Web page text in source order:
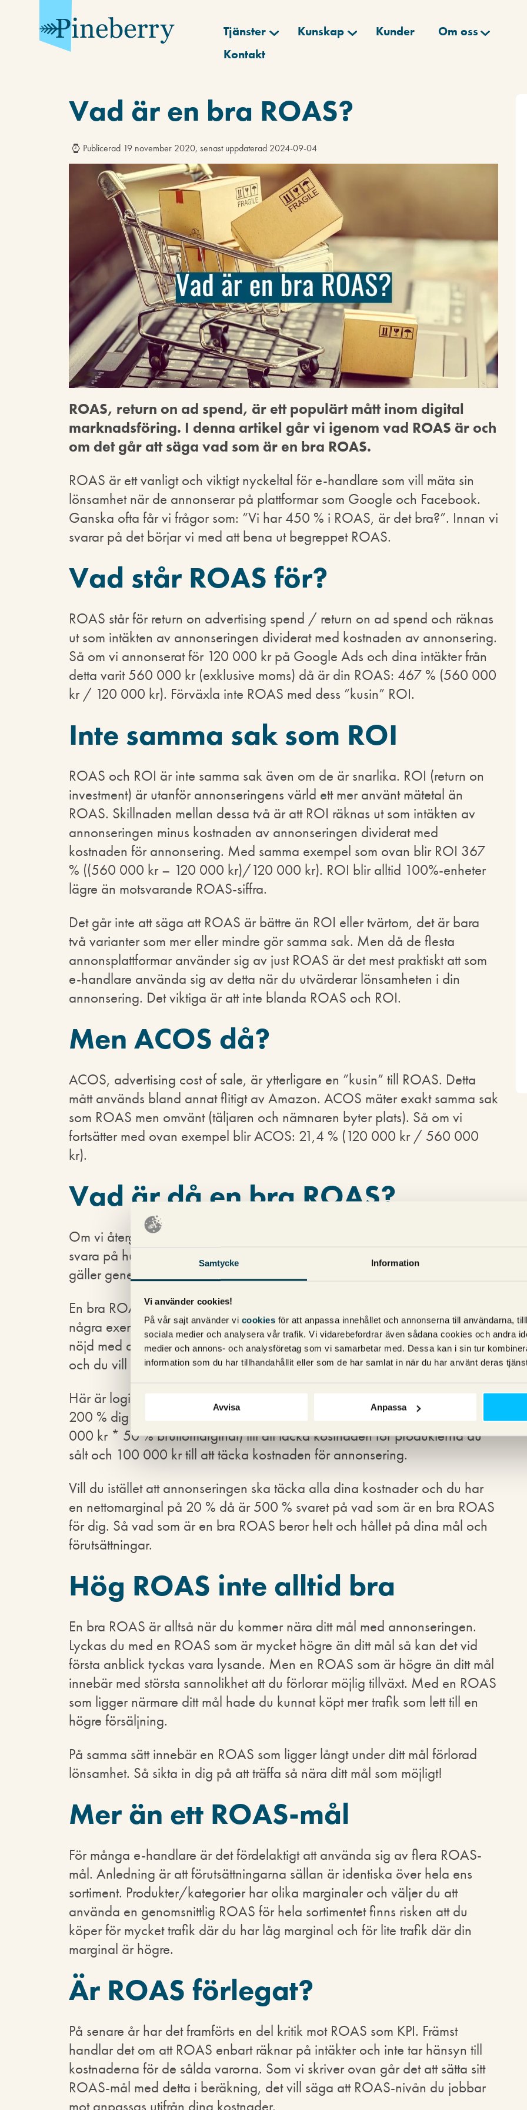
Samtycke Information
Vi använder cookies!
På vår sajt använder vi cookies för att anpassa innehållet och annonserna till användarna,
sociala medier och analysera vår trafik. Vi vidarebefordrar även sådana cookies och andra
medier och annons- och analysföretag som vi samarbetar med. Dessa kan i sin tur
information som du har tillhandahållit eller som de har samlat in när du har använt deras
Avvisa Anpassa
Tjänster Kunskap Kunder
Om oss
Kontakt
Vad är en bra ROAS?
Publicerad 19 november 2020, senast uppdaterad 2024-09-04
ROAS, return on ad spend, är ett populärt mått inom digital
marknadsföring. I denna artikel går vi igenom vad ROAS är och
om det går att säga vad som är en bra ROAS.
ROAS är ett vanligt och viktigt nyckeltal för e-handlare som vill mäta sin
lönsamhet när de annonserar på plattformar som Google och Facebook.
Ganska ofta får vi frågor som: ”Vi har 450 % i ROAS, är det bra?”. Innan vi
svarar på det börjar vi med att bena ut begreppet ROAS.
Vad står ROAS för?
ROAS står för return on advertising spend / return on ad spend och räknas
ut som intäkten av annonseringen dividerat med kostnaden av annonsering.
Så om vi annonserat för 120 000 kr på Google Ads och dina intäkter från
detta varit 560 000 kr (exklusive moms) då är din ROAS: 467 % (560 000
kr / 120 000 kr). Förväxla inte ROAS med dess ”kusin” ROI.
Inte samma sak som ROI
ROAS och ROI är inte samma sak även om de är snarlika. ROI (return on
investment) är utanför annonseringens värld ett mer använt mätetal än
ROAS. Skillnaden mellan dessa två är att ROI räknas ut som intäkten av
annonseringen minus kostnaden av annonseringen dividerat med
kostnaden för annonsering. Med samma exempel som ovan blir ROI 367
% ((560 000 kr – 120 000 kr)/120 000 kr). ROI blir alltid 100%-enheter
lägre än motsvarande ROAS-siffra.
Det går inte att säga att ROAS är bättre än ROI eller tvärtom, det är bara
två varianter som mer eller mindre gör samma sak. Men då de flesta
annonsplattformar använder sig av just ROAS är det mest praktiskt att som
e-handlare använda sig av detta när du utvärderar lönsamheten i din
annonsering. Det viktiga är att inte blanda ROAS och ROI.
Men ACOS då?
ACOS, advertising cost of sale, är ytterligare en ”kusin” till ROAS. Detta
mått används bland annat flitigt av Amazon. ACOS mäter exakt samma sak
som ROAS men omvänt (täljaren och nämnaren byter plats). Så om vi
fortsätter med ovan exempel blir ACOS: 21,4 % (120 000 kr / 560 000
kr).
Vad är då en bra ROAS?
Om vi återgår till ursprungsfrågan, vad är en bra ROAS? Det är lite som att
svara på hur långt ett snöre är, i alla fall om du ska svara med en siffra som
gäller generellt för alla e-handlare.
En bra ROAS är en ROAS som uppfyller målet med din annonsering. Vi tar
några exempel: Om du har 50 % i bruttomarginal på det du säljer, du är
nöjd med att annonseringen täcker dina direkta kostnader för produkten
och du vill maximera din tillväxt – då är 200 % en bra ROAS.
Här är logiken att om du annonserar för 100 000 kr så ger en ROAS på
200 % dig 200 000 kr i intäkt. Av dessa 200 000 kr går 100 000 kr (200
000 kr * 50 % bruttomarginal) till att täcka kostnaden för produkterna du
sålt och 100 000 kr till att täcka kostnaden för annonsering.
Vill du istället att annonseringen ska täcka alla dina kostnader och du har
en nettomarginal på 20 % då är 500 % svaret på vad som är en bra ROAS
för dig. Så vad som är en bra ROAS beror helt och hållet på dina mål och
förutsättningar.
Hög ROAS inte alltid bra
En bra ROAS är alltså när du kommer nära ditt mål med annonseringen.
Lyckas du med en ROAS som är mycket högre än ditt mål så kan det vid
första anblick tyckas vara lysande. Men en ROAS som är högre än ditt mål
innebär med största sannolikhet att du förlorar möjlig tillväxt. Med en ROAS
som ligger närmare ditt mål hade du kunnat köpt mer trafik som lett till en
högre försäljning.
På samma sätt innebär en ROAS som ligger långt under ditt mål förlorad
lönsamhet. Så sikta in dig på att träffa så nära ditt mål som möjligt!
Mer än ett ROAS-mål
För många e-handlare är det fördelaktigt att använda sig av flera ROAS-
mål. Anledning är att förutsättningarna sällan är identiska över hela ens
sortiment. Produkter/kategorier har olika marginaler och väljer du att
använda en genomsnittlig ROAS för hela sortimentet finns risken att du
köper för mycket trafik där du har låg marginal och för lite trafik där din
marginal är högre.
Är ROAS förlegat?
På senare år har det framförts en del kritik mot ROAS som KPI. Främst
handlar det om att ROAS enbart räknar på intäkter och inte tar hänsyn till
kostnaderna för de sålda varorna. Som vi skriver ovan går det att sätta sitt
ROAS-mål med detta i beräkning, det vill säga att ROAS-nivån du jobbar